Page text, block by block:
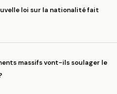
loi sur la nationalité fait
massifs vont-ils soulager le